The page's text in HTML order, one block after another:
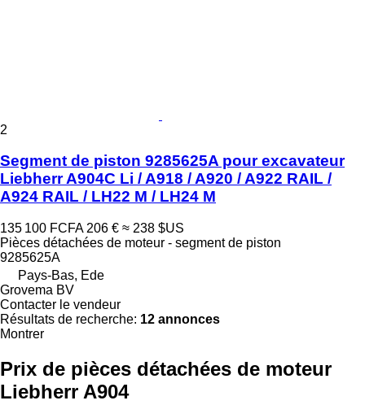
2
Segment de piston 9285625A pour excavateur
Liebherr A904C Li / A918 / A920 / A922 RAIL /
A924 RAIL / LH22 M / LH24 M
135 100 FCFA 206 € ≈ 238 $US
Pièces détachées de moteur - segment de piston
9285625A
Pays-Bas, Ede
Grovema BV
Contacter le vendeur
Résultats de recherche: 12 annonces
Montrer
Prix de pièces détachées de moteur
Liebherr A904